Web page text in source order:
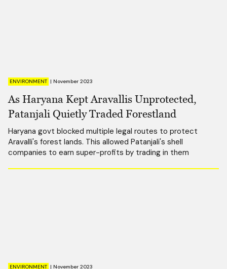
ENVIRONMENT | November 2023
As Haryana Kept Aravallis Unprotected,
Patanjali Quietly Traded Forestland
Haryana govt blocked multiple legal routes to protect
Aravalli's forest lands. This allowed Patanjali's shell
companies to earn super-profits by trading in them
ENVIRONMENT | November 2023